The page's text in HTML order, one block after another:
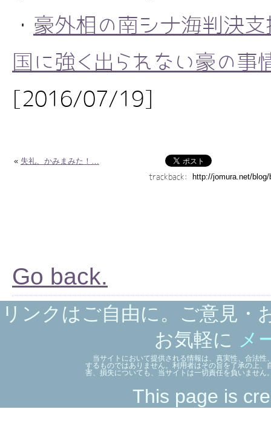
・ 豪外相の南シナ海判決
国に強く出られない豪の
[2016/07/19]
« 失礼、かみまみた！…
trackback:
Go back.
リンクはご自由に。ご意見・
お気軽に メ
当サイトにおいて提供される情報は、真実性、合法性
するものではありません。利用者はその旨を了承の上
害、損失についても、当サイトは一切責任を負いません
This page is